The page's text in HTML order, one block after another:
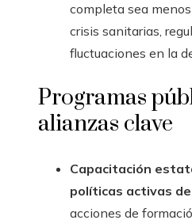
completa sea
crisis sanitarias,
fluctuaciones en la
Programas
alianzas clave
Capacitación
políticas activas
acciones de